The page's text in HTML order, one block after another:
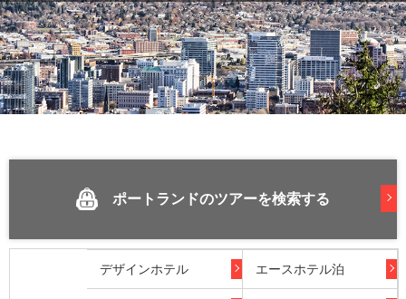
ポートランドのツアーを検索する
デザインホテル エースホテル泊